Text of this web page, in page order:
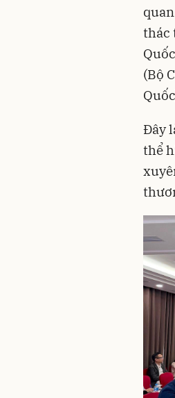
thác
(Bộ
Đây
thể